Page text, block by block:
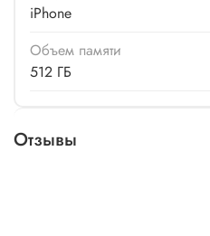
iPhone
Объем памяти
512 ГБ
Отзывы